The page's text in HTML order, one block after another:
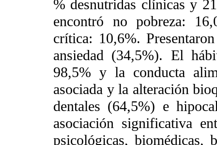
% desnutridas clínicas y
encontró no pobreza:
crítica: 10,6%.
ansiedad (34,5%). El
98,5% y la conducta
asociada y la alteración
dentales (64,5%) e
asociación significativa
psicológicas, biomédicas,